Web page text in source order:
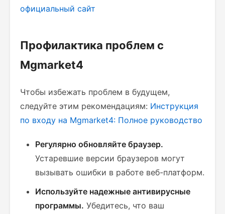
официальный сайт
Профилактика проблем с
Mgmarket4
Чтобы избежать проблем в будущем,
следуйте этим рекомендациям: Инструкция
по входу на Mgmarket4: Полное руководство
Регулярно обновляйте браузер.
Устаревшие версии браузеров могут
вызывать ошибки в работе веб-платформ.
Используйте надежные антивирусные
программы. Убедитесь, что ваш